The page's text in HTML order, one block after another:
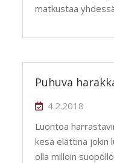
matkustaa
Puhuva
4.2.2018
Luontoa
kesä elättinä jokin
olla milloin